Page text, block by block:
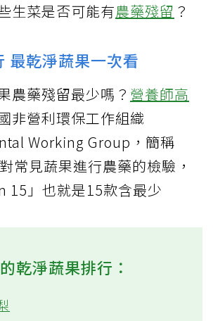
生菜是否可能有農藥殘留 ？
最乾淨蔬果一次看
農藥殘留最少嗎？ 營養師高
非營利環保工作組織
Working Group，簡稱
常見蔬果進行農藥的檢驗，
15」也就是15款含最少
乾淨蔬果排行：